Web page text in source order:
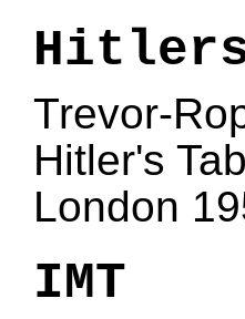
Trevor-
Hitler's
London
IMT